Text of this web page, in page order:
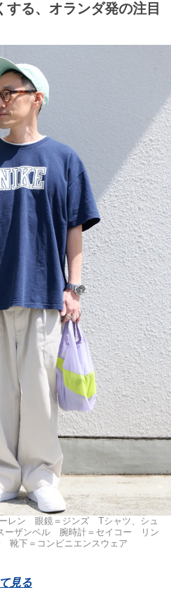
る、オランダ発の注目
レン 眼鏡＝ジンズ Tシャツ、シュ
ーザンベル 腕時計＝セイコー リン
下＝コンビニエンスウェア
見る